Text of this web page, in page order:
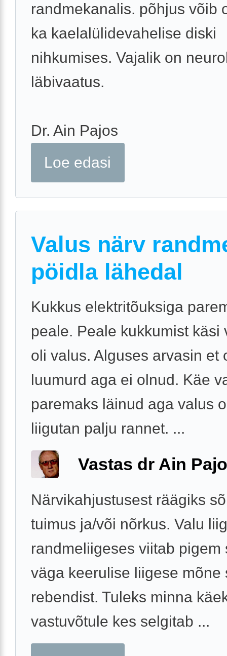
randmekanalis. põhjus võib
ka kaelalülidevahelise diski
nihkumises. Vajalik on
läbivaatus.
Dr. Ain Pajos
Loe edasi
Valus närv
pöidla lähedal
Kukkus elektritõuksiga
peale. Peale kukkumist käsi
oli valus. Alguses arvasin et
luumurd aga ei olnud. Käe
paremaks läinud aga valus
liigutan palju rannet. ...
Vastas dr Ain
Närvikahjustusest räägiks
tuimus ja/või nõrkus. Valu
randmeliigeses viitab pigem
väga keerulise liigese mõne
rebendist. Tuleks minna
vastuvõtule kes selgitab ...